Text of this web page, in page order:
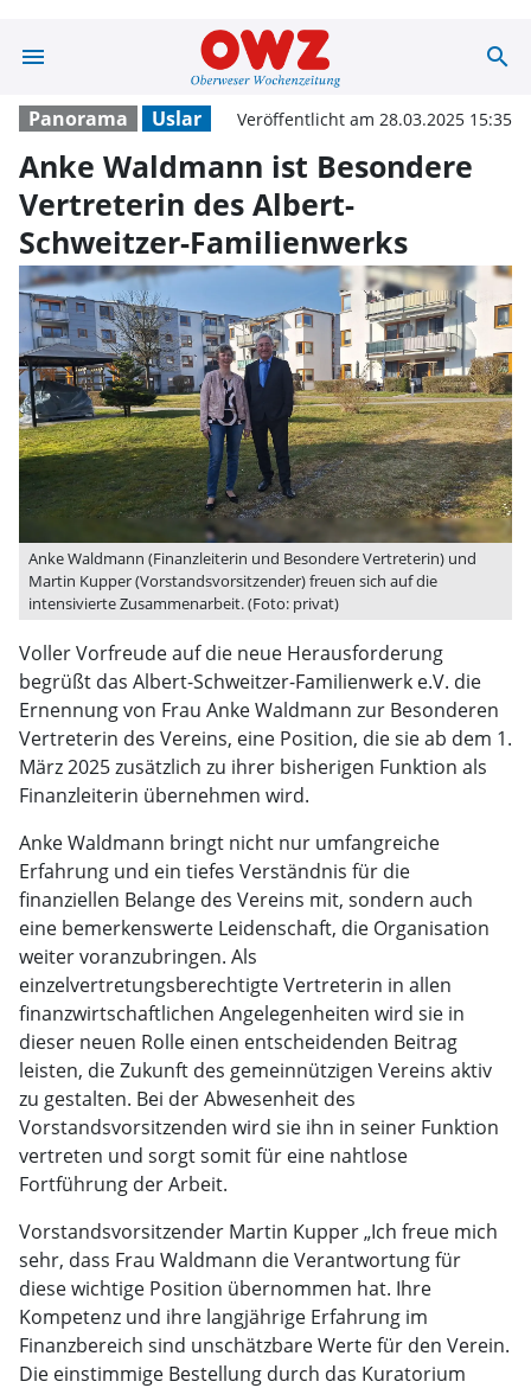
menu Anke search
Panorama Uslar Veröffentlicht am 28.03.2025 15:35
Anke Waldmann ist Besondere
Vertreterin des Albert-
Schweitzer-Familienwerks
Anke Waldmann (Finanzleiterin und Besondere Vertreterin) und
Martin Kupper (Vorstandsvorsitzender) freuen sich auf die
intensivierte Zusammenarbeit. (Foto: privat)
Voller Vorfreude auf die neue Herausforderung
begrüßt das Albert-Schweitzer-Familienwerk e.V. die
Ernennung von Frau Anke Waldmann zur Besonderen
Vertreterin des Vereins, eine Position, die sie ab dem 1.
März 2025 zusätzlich zu ihrer bisherigen Funktion als
Finanzleiterin übernehmen wird.
Anke Waldmann bringt nicht nur umfangreiche
Erfahrung und ein tiefes Verständnis für die
finanziellen Belange des Vereins mit, sondern auch
eine bemerkenswerte Leidenschaft, die Organisation
weiter voranzubringen. Als
einzelvertretungsberechtigte Vertreterin in allen
finanzwirtschaftlichen Angelegenheiten wird sie in
dieser neuen Rolle einen entscheidenden Beitrag
leisten, die Zukunft des gemeinnützigen Vereins aktiv
zu gestalten. Bei der Abwesenheit des
Vorstandsvorsitzenden wird sie ihn in seiner Funktion
vertreten und sorgt somit für eine nahtlose
Fortführung der Arbeit.
Vorstandsvorsitzender Martin Kupper „Ich freue mich
sehr, dass Frau Waldmann die Verantwortung für
diese wichtige Position übernommen hat. Ihre
Kompetenz und ihre langjährige Erfahrung im
Finanzbereich sind unschätzbare Werte für den Verein.
Die einstimmige Bestellung durch das Kuratorium